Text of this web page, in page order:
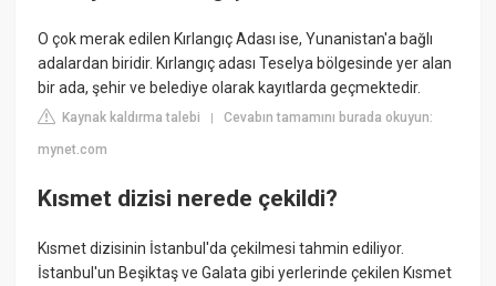
O çok merak edilen Kırlangıç Adası ise, Yunanistan'a bağlı
adalardan biridir. Kırlangıç adası Teselya bölgesinde yer alan
bir ada, şehir ve belediye olarak kayıtlarda geçmektedir.
Kaynak kaldırma talebi |Cevabın tamamını burada okuyun:
mynet.com
Kısmet dizisi nerede çekildi?
Kısmet dizisinin İstanbul'da çekilmesi tahmin ediliyor.
İstanbul'un Beşiktaş ve Galata gibi yerlerinde çekilen Kısmet